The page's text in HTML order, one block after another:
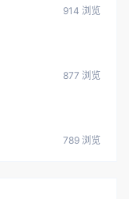
914 浏览
877 浏览
789 浏览